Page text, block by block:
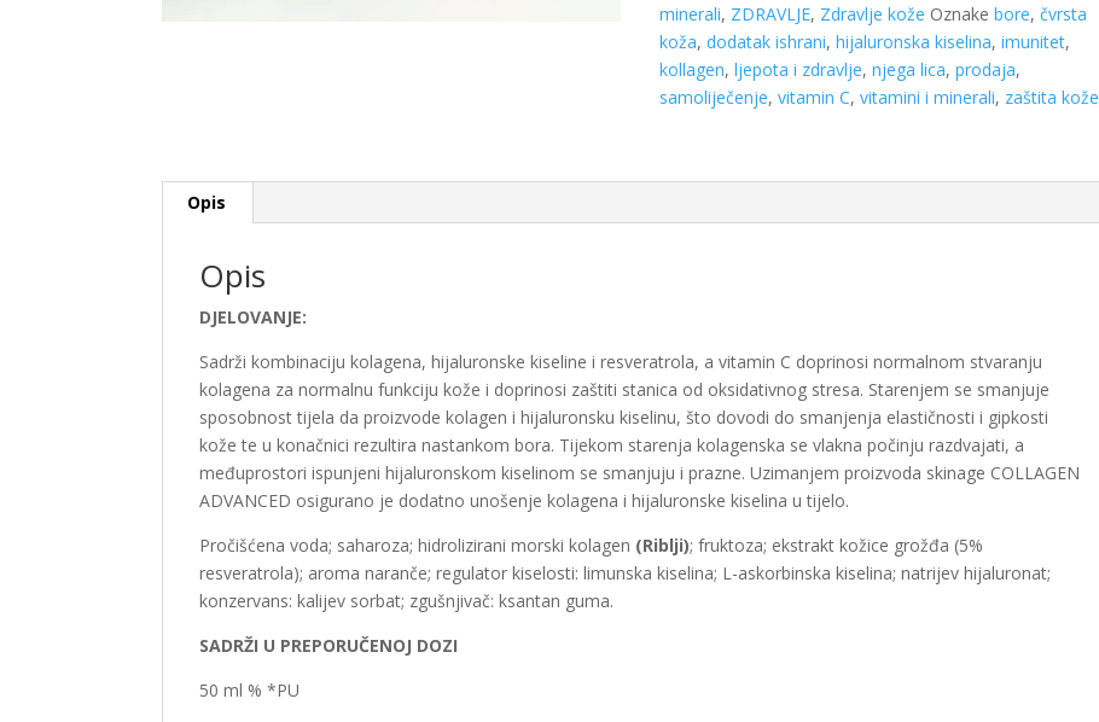
minerali, ZDRAVLJE, Zdravlje kože Oznakebore,čvrsta
koža,dodatak ishrani,hijaluronska kiselina,imunitet,
kollagen,ljepota i zdravlje,njega lica,prodaja,
samoliječenje,vitamin C,vitamini i minerali, zaštita kože
Opis
Opis
DJELOVANJE:
Sadrži kombinaciju kolagena, hijaluronske kiseline i resveratrola, a vitamin C doprinosi normalnom stvaranju
kolagena za normalnu funkciju kože i doprinosi zaštiti stanica od oksidativnog stresa. Starenjem se smanjuje
sposobnost tijela da proizvode kolagen i hijaluronsku kiselinu, što dovodi do smanjenja elastičnosti i gipkosti
kože te u konačnici rezultira nastankom bora. Tijekom starenja kolagenska se vlakna počinju razdvajati, a
međuprostori ispunjeni hijaluronskom kiselinom se smanjuju i prazne. Uzimanjem proizvoda skinage COLLAGEN
ADVANCED osigurano je dodatno unošenje kolagena i hijaluronske kiselina u tijelo.
Pročišćena voda; saharoza; hidrolizirani morski kolagen (Riblji); fruktoza; ekstrakt kožice grožđa (5%
resveratrola); aroma naranče; regulator kiselosti: limunska kiselina; L-askorbinska kiselina; natrijev hijaluronat;
konzervans: kalijev sorbat; zgušnjivač: ksantan guma.
SADRŽI U PREPORUČENOJ DOZI
50 ml % *PU